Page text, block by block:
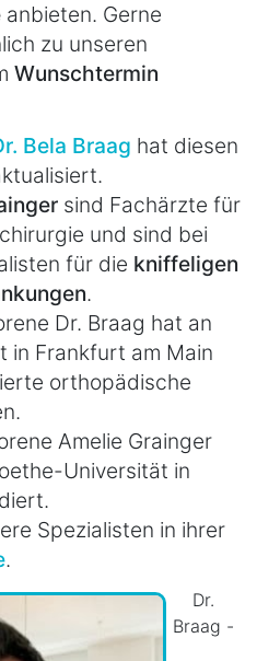
anbieten. Gerne
zu unseren
Wunschtermin
Bela Braag hat diesen
sind Fachärzte für
und sind bei
für die kniffeligen
.
Dr. Braag hat an
in Frankfurt am Main
orthopädische
Amelie Grainger
Universität in
Spezialisten in ihrer
.
Dr.
Braag -